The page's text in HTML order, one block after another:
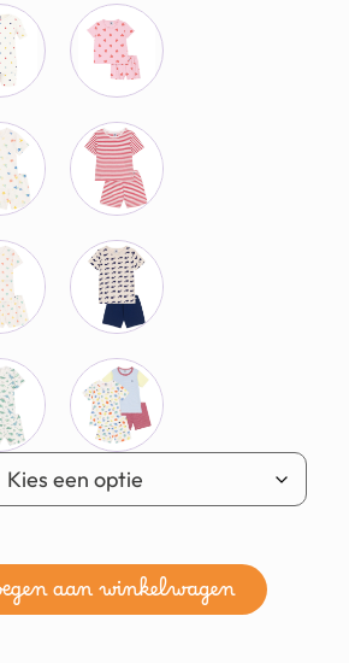
aan winkelwagen